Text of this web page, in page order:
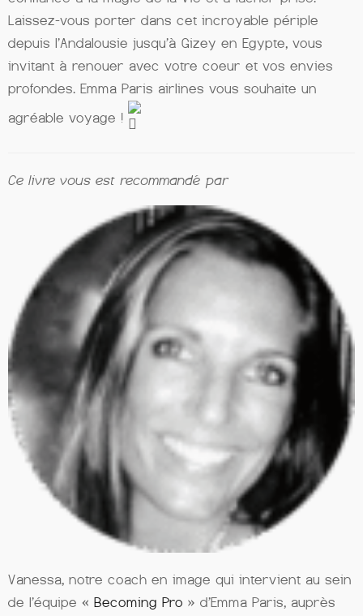
Laissez-vous porter dans cet incroyable périple
depuis l’Andalousie jusqu’à Gizey en Egypte, vous
invitant à renouer avec votre coeur et vos envies
profondes. Emma Paris airlines vous souhaite un
agréable voyage !
Ce livre vous est recommandé par
Vanessa, notre coach en image qui intervient au sein
de l’équipe « Becoming Pro » d’Emma Paris, auprès